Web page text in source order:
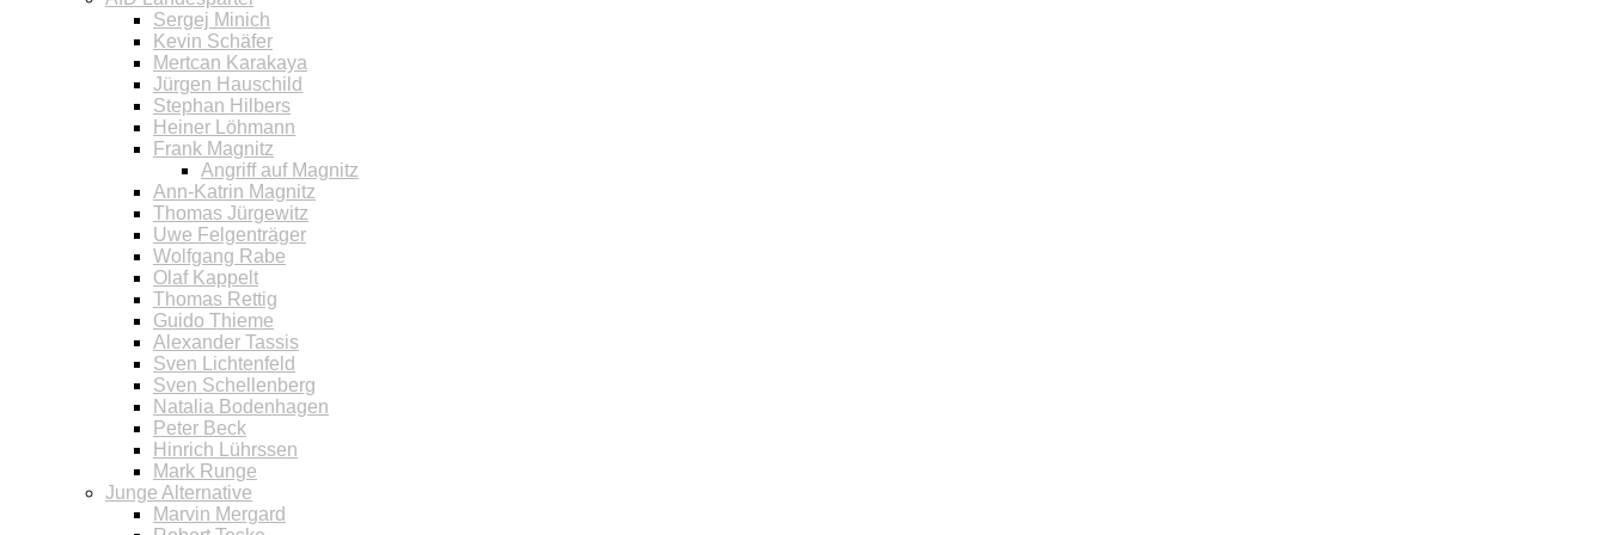
Sergej Minich
Kevin Schäfer
Mertcan Karakaya
Jürgen Hauschild
Stephan Hilbers
Heiner Löhmann
Frank Magnitz
Angriff auf Magnitz
Ann-Katrin Magnitz
Thomas Jürgewitz
Uwe Felgenträger
Wolfgang Rabe
Olaf Kappelt
Thomas Rettig
Guido Thieme
Alexander Tassis
Sven Lichtenfeld
Sven Schellenberg
Natalia Bodenhagen
Peter Beck
Hinrich Lührssen
Mark Runge
Junge Alternative
Marvin Mergard